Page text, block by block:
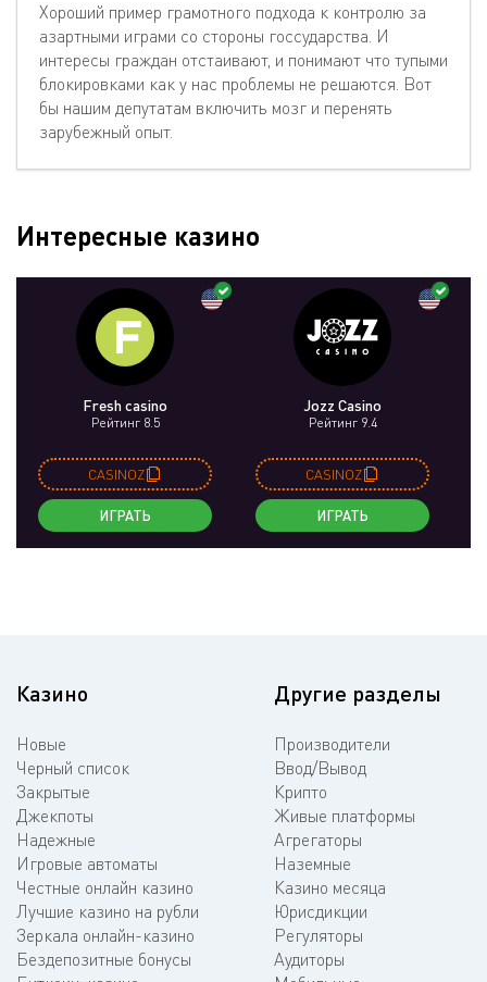
Хороший пример грамотного подхода к контролю за
азартными играми со стороны госсударства. И
интересы граждан отстаивают, и понимают что тупыми
блокировками как у нас проблемы не решаются. Вот
бы нашим депутатам включить мозг и перенять
зарубежный опыт.
Интересные казино
Fresh casino
Рейтинг 8.5
CASINOZ
ИГРАТЬ
Jozz Casino
Рейтинг 9.4
CASINOZ
ИГРАТЬ
Казино
Новые
Черный список
Закрытые
Джекпоты
Надежные
Игровые автоматы
Честные онлайн казино
Лучшие казино на рубли
Зеркала онлайн-казино
Бездепозитные бонусы
Другие разделы
Производители
Ввод/Вывод
Крипто
Живые платформы
Агрегаторы
Наземные
Казино месяца
Юрисдикции
Регуляторы
Аудиторы